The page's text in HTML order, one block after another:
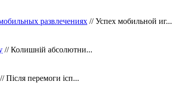
развлечениях // Успех мобильной иг...
// Колишній абсолютни...
// Після перемоги ісп...